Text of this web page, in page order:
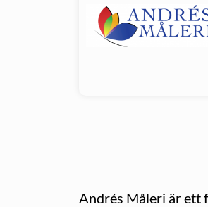
Andrés Måleri är ett